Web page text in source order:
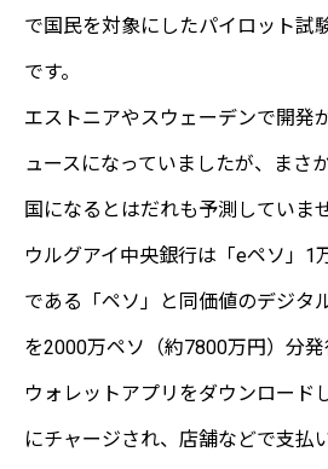
で国民を対象にしたパイロット試
です。
エストニアやスウェーデンで開発
ュースになっていましたが、まさ
国になるとはだれも予測していま
ウルグアイ中央銀行は「eペソ」1
である「ペソ」と同価値のデジタ
を2000万ペソ（約7800万円）分発
ウォレットアプリをダウンロード
にチャージされ、店舗などで支払